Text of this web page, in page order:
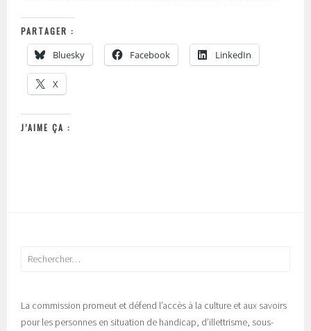
PARTAGER :
Bluesky Facebook LinkedIn
X
J’AIME ÇA :
Rechercher :
La commission promeut et défend l’accès à la culture et aux savoirs
pour les personnes en situation de handicap, d’illettrisme, sous-